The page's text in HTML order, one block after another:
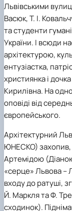
Львівськими
Васюк, Т. І.
та студенти
України. І всюди
архітектурою,
ентузіастка,
християнка і
Кирилівна. На
оповіді від
європейського.
Архітектурний
ЮНЕСКО) захопив,
Артемідою
«серце» Львова –
входу до ратуші,
Й. Маркля та Ф.
сходинок).